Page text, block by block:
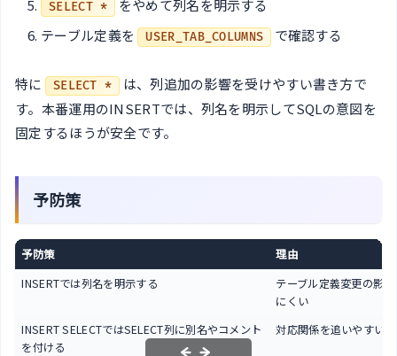
SELECT *
をやめて列名を明示する
テーブル定義を USER_TAB_COLUMNS で確認する
特に SELECT *
は、列追加の影響を受けやすい書き方で
す。本番運用のINSERTでは、列名を明示してSQLの意図を
固定するほうが安全です。
予防策
予防策
理由
INSERTでは列名を明示する
テーブル定義変更の影
にくい
INSERT SELECTではSELECT列に別名やコメント
を付ける
対応関係を追いやすい